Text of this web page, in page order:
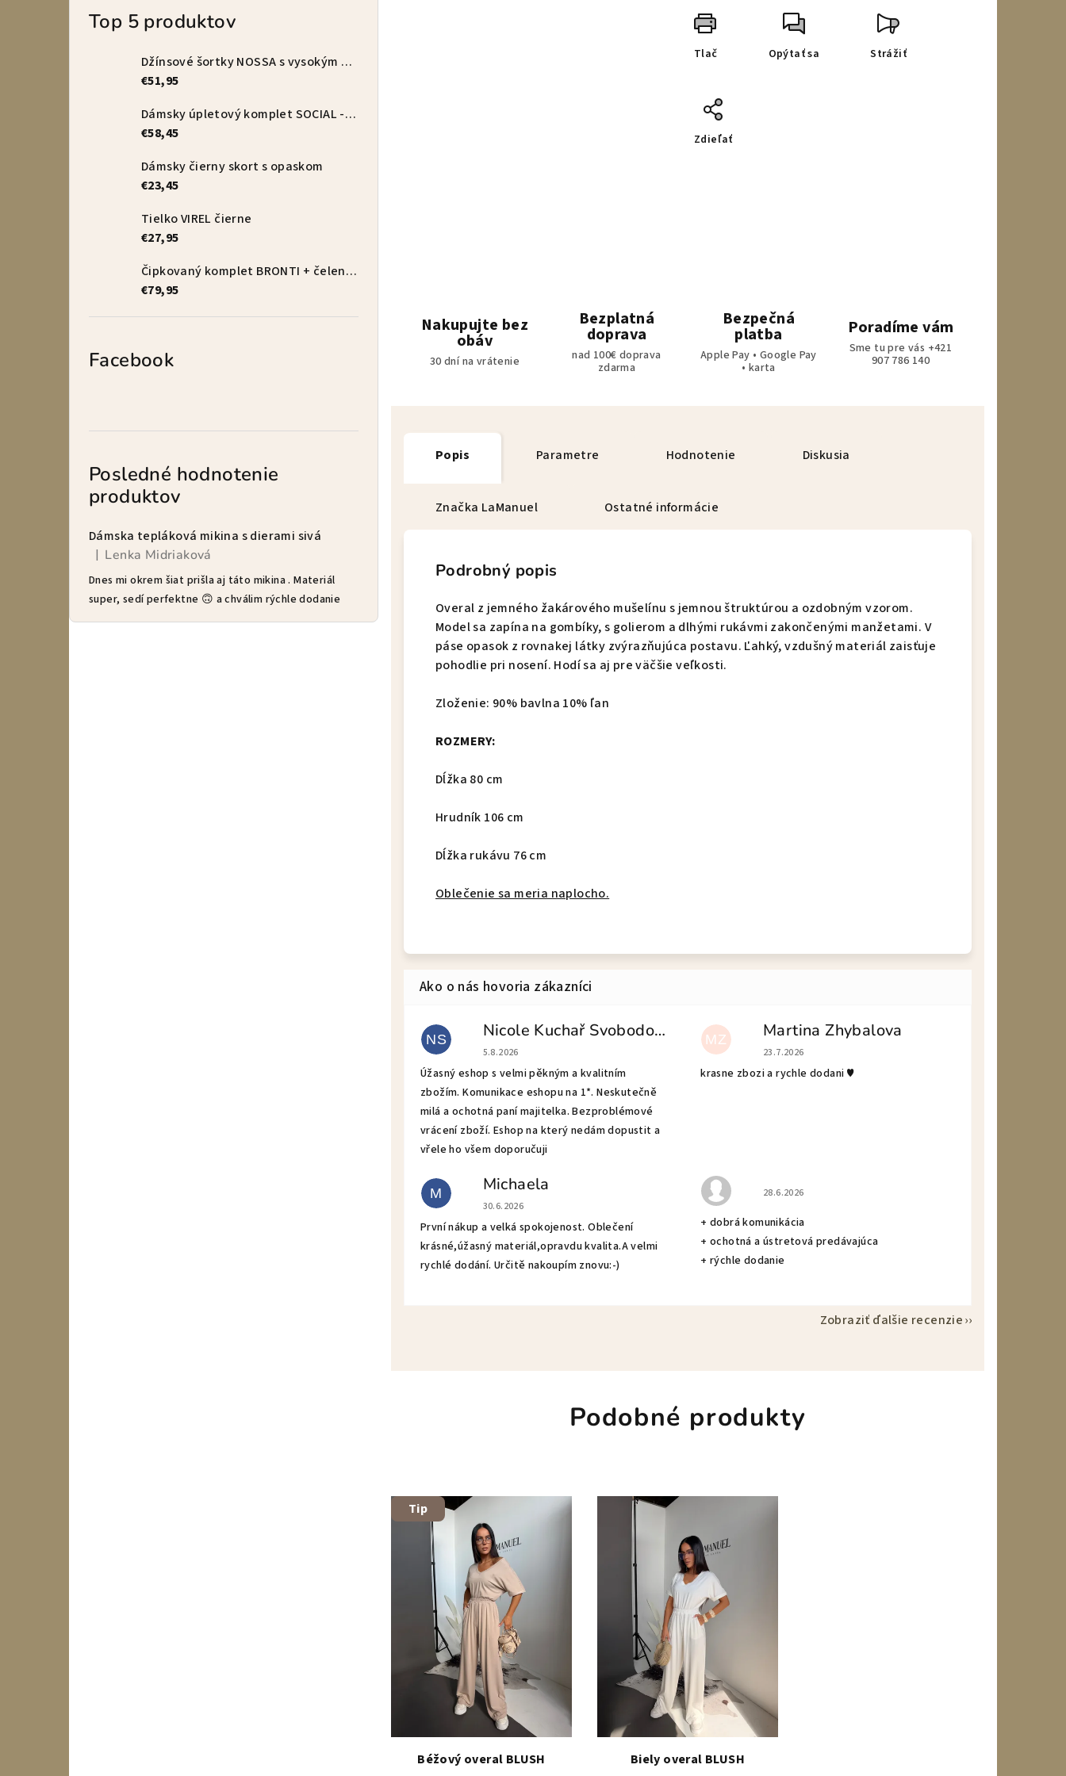
Top 5 produktov
Džínsové šortky NOSSA s vysokým pásom – vanilkové
€51,95
Dámsky úpletový komplet SOCIAL - sivý
€58,45
Dámsky čierny skort s opaskom
€23,45
Tielko VIREL čierne
€27,95
Čipkovaný komplet BRONTI + čelenka zdarma
€79,95
Facebook
Posledné hodnotenie
produktov
Dámska tepláková mikina s dierami sivá
Hodnotenie produktu je 5 z 5 hviezdičiek.
Lenka Midriaková
Dnes mi okrem šiat prišla aj táto mikina . Materiál
super, sedí perfektne 🙃 a chválim rýchle dodanie
Tlač Opýtať sa Strážiť
Zdieľať
Nakupujte bez
obáv
30 dní na vrátenie
Bezplatná
doprava
nad 100€ doprava
zdarma
Bezpečná
platba
Apple Pay • Google Pay
• karta
Poradíme vám
Sme tu pre vás +421
907 786 140
Popis Parametre Hodnotenie Diskusia
Značka LaManuel Ostatné informácie
Podrobný popis
Overal z jemného žakárového mušelínu s jemnou štruktúrou a ozdobným vzorom.
Model sa zapína na gombíky, s golierom a dlhými rukávmi zakončenými manžetami. V
páse opasok z rovnakej látky zvýrazňujúca postavu. Ľahký, vzdušný materiál zaisťuje
pohodlie pri nosení. Hodí sa aj pre väčšie veľkosti.
Zloženie: 90% bavlna 10% ľan
ROZMERY:
Dĺžka 80 cm
Hrudník 106 cm
Dĺžka rukávu 76 cm
Oblečenie sa meria naplocho.
NS Nicole Kuchař Svobodová
Hodnotenie obchodu je 5 z 5 hviezdičiek.
5.8.2026
Úžasný eshop s velmi pěkným a kvalitním
zbožím. Komunikace eshopu na 1*. Neskutečně
milá a ochotná paní majitelka. Bezproblémové
vrácení zboží. Eshop na který nedám dopustit a
vřele ho všem doporučuji
MZ Martina Zhybalova
Hodnotenie obchodu je 5 z 5 hviezdičiek.
23.7.2026
krasne zbozi a rychle dodani ♥️
M Michaela
Hodnotenie obchodu je 5 z 5 hviezdičiek.
30.6.2026
První nákup a velká spokojenost. Oblečení
krásné,úžasný materiál,opravdu kvalita.A velmi
rychlé dodání. Určitě nakoupím znovu:-)
Hodnotenie obchodu je 5 z 5 hviezdičiek.
28.6.2026
+ dobrá komunikácia
+ ochotná a ústretová predávajúca
+ rýchle dodanie
Zobraziť ďalšie recenzie
Podobné produkty
Tip
Béžový overal BLUSH Biely overal BLUSH